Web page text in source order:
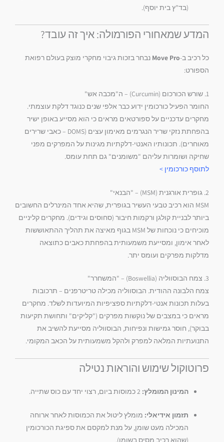
(בד”ץ בית יוסף).
המדע שמאחורי הפורמולה: איך זה עובד?
כל רכיב ב-Move Pro נבחר בזכות גיבוי מחקרי מוצק בעולם רפואת
הספורט:
1. שורש הכורכום (Curcumin) – ה"מכבה אש"
החומר הפעיל כורכומין ידוע כבר אלפי שנים כנוגד דלקת עוצמתי.
מחקרים עדכניים על ספורטאים מראים כי הוא מסייע באופן ישיר
בהפחתת נזקי שריר הנגרמים מאימון עצים (DOMS – כאבי שרירים
מאוחרים). תכונותיו האנטי-דלקתיות מגינות על המפרקים מפני
שחיקה ושומרות עליהם "משומנים" גם תחת עומס.
לתוסף כורכומין >
2. גופרית אורגנית (MSM) – "הבנאי"
MSM הוא רכיב טבעי העשיר בגופרית,
שהיא אחד המינרלים החשובים
ביותר לבניית קולגן ורקמות חיבור (סחוסים וגידים). מחקרים קליניים
מוכיחים כי נוכחות של MSM בגוף מאיצה את תהליך ההתאוששות
לאחר אימון, ומסייעת משמעותית בהפחתת כאבים כתוצאה
מדלקות מפרקים ועומס יתר.
3. צמח הבוסווליה (Boswellia) – "המשחרר"
צמח הלבונה ההודית. הבוסווליה מכילה טריטרפנים – תרכובות
בעלות תכונות אנטי-דלקתיות ספציפיות המיועדות לשלד. מחקרים
מראים כי במצבים של נוקשות מפרקים ("קליקים" ותחושת תקיעות
בבוקר), חוסר גמישות ונפיחות, הבוסווליה מסייעת להשיב את
התנועתיות המלאה למפרק ולהקל משמעותית על הכאב המקומי.
פרוטוקול שימוש והוראות נטילה
המינון המומלץ: רצוי יחד עם כוס שתייה.
תזמון אידיאלי: מומלץ ליטול את הכמוסות לאחר ארוחה
המכילה מעט שומן, על מנת למקסם את ספיגת הכורכומין
(שהוא רכיב מסיס בשומן).